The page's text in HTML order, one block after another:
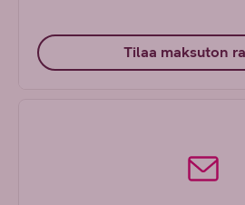
Tilaa maksuton